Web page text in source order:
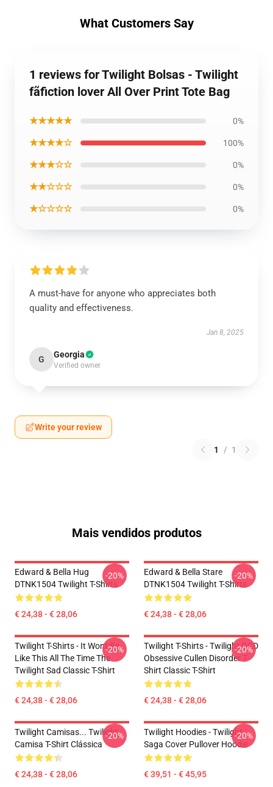
What Customers Say
1 reviews for Twilight Bolsas - Twilight
fãfiction lover All Over Print Tote Bag
★★★★★ 0%
★★★★☆ 100%
★★★☆☆ 0%
★★☆☆☆ 0%
★☆☆☆☆ 0%
A must-have for anyone who appreciates both
quality and effectiveness.
Jan 8, 2025
G Georgia
Verified owner
Write your review
1 / 1
Mais vendidos produtos
Edward & Bella Hug
DTNK1504 Twilight T-Shirts
€ 24,38 - € 28,06
-20%
Edward & Bella Stare
DTNK1504 Twilight T-Shirts
€ 24,38 - € 28,06
-20%
Twilight T-Shirts - It Wont Be
Like This All The Time The
Twilight Sad Classic T-Shirt
€ 24,38 - € 28,06
-20%
Twilight T-Shirts - Twilight OCD
Obsessive Cullen Disorder T-
Shirt Classic T-Shirt
€ 24,38 - € 28,06
-20%
Twilight Camisas... Twilight
Camisa T-Shirt Clássica
€ 24,38 - € 28,06
-20%
Twilight Hoodies - Twilight
Saga Cover Pullover Hoodie
€ 39,51 - € 45,95
-20%